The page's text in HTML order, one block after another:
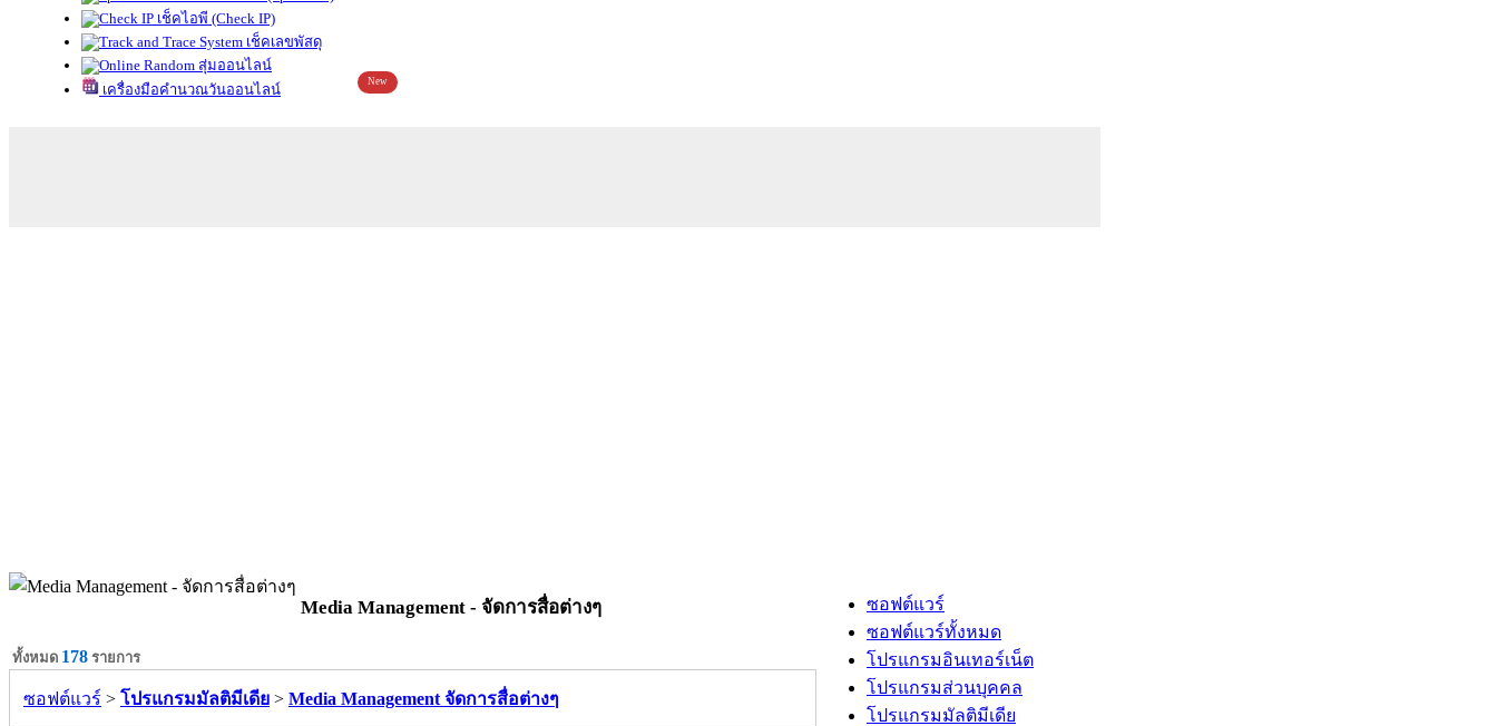
เช็คไอพี (Check IP)
เช็คเลขพัสดุ
สุ่มออนไลน์
เครื่องมือคำนวณวันออนไลน์
New
Media Management - จัดการสื่อต่างๆ
ทั้งหมด 178 รายการ
ซอฟต์แวร์ > โปรแกรมมัลติมีเดีย > Media Management จัดการสื่อต่างๆ
ซอฟต์แวร์
ซอฟต์แวร์ทั้งหมด
โปรแกรมอินเทอร์เน็ต
โปรแกรมส่วนบุคคล
โปรแกรมมัลติมีเดีย